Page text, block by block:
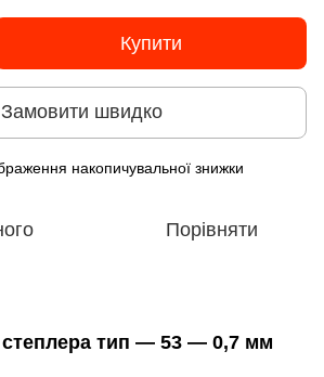
Купити
Замовити швидко
накопичувальної знижки
Порівняти
тип — 53 — 0,7 мм